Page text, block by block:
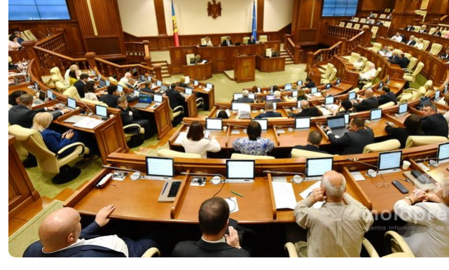
Linia electrică de 330 kV Bălți–
Dnestrovsk, grav avariată în urma
calamităților naturale